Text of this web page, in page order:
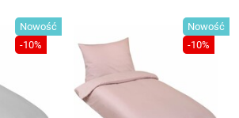
Nowość
-10%
Nowość
-10%